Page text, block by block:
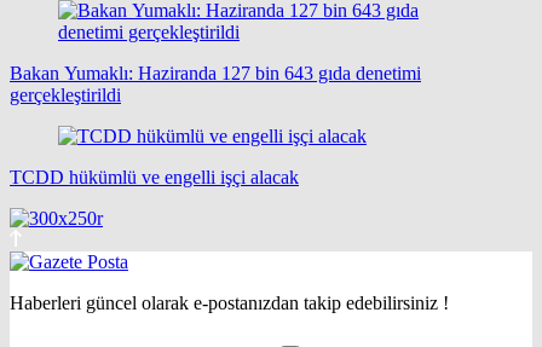
Bakan Yumaklı: Haziranda 127 bin 643 gıda denetimi
gerçekleştirildi
TCDD hükümlü ve engelli işçi alacak
Haberleri güncel olarak e-postanızdan takip edebilirsiniz !